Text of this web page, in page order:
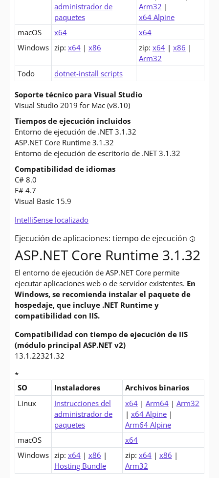
administrador de
paquetes
Arm32 |
x64 Alpine
macOS
x64
x64
Windows zip: x64| x86 zip: x64| x86 |
Arm32
Todo
dotnet-install scripts
Soporte técnico para Visual Studio
Visual Studio 2019 for Mac (v8.10)
Tiempos de ejecución incluidos
Entorno de ejecución de .NET 3.1.32
ASP.NET Core Runtime 3.1.32
Entorno de ejecución de escritorio de .NET 3.1.32
Compatibilidad de idiomas
C# 8.0
F# 4.7
Visual Basic 15.9
IntelliSense localizado
Ejecución de aplicaciones: tiempo de ejecución Tooltip:
ASP.NET Core Runtime 3.1.32
El entorno de ejecución de ASP.NET Core permite
ejecutar aplicaciones web o de servidor existentes. En
Windows, se recomienda instalar el paquete de
hospedaje, que incluye .NET Runtime y
compatibilidad con IIS.
Compatibilidad con tiempo de ejecución de IIS
(módulo principal ASP.NET v2)
13.1.22321.32
*
Descargas para ASP.NET Core 3.1 Runtime (v3.1.32)
SO Instaladores
Archivos binarios
Linux
Instrucciones del
administrador de
paquetes
x64| Arm64| Arm32
| x64 Alpine|
Arm64 Alpine
macOS
x64
Windows zip: x64| x86 |
Hosting Bundle
zip: x64| x86 |
Arm32